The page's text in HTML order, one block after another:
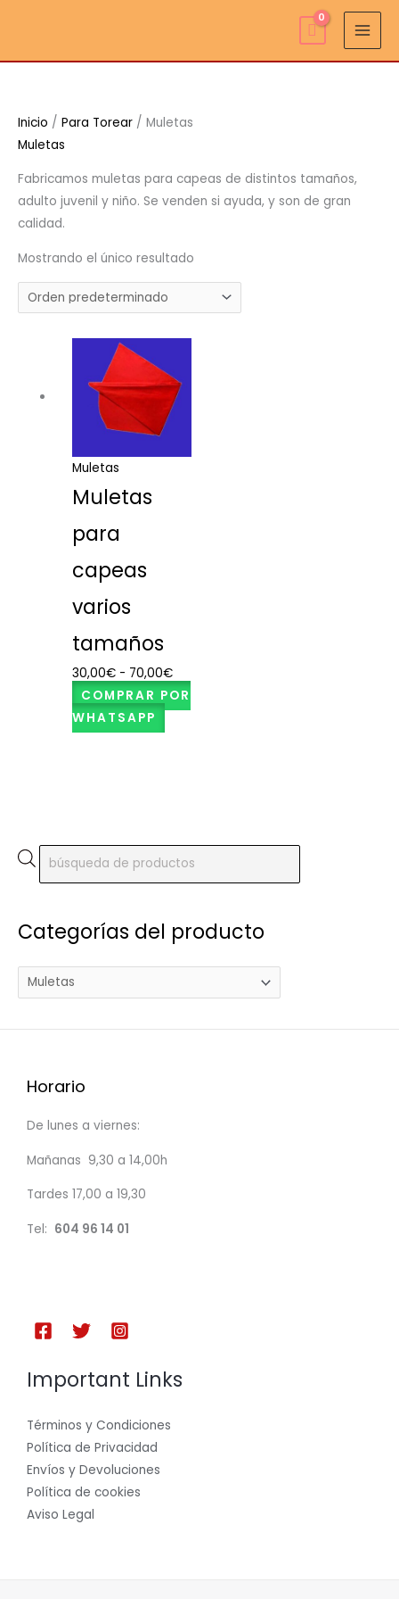
ú
q
e
d
a
p
r
d
u
Categorías del producto
Inicio / Para Torear / Muletas
Muletas
Fabricamos muletas para capeas de distintos tamaños,
adulto juvenil y niño. Se venden si ayuda, y son de gran
calidad.
Mostrando el único resultado
Muletas
Muletas
para
capeas
varios
tamaños
30,00€ - 70,00€
precios:
hasta
COMPRAR POR
WHATSAPP
Horario
De lunes a viernes:
Mañanas 9,30 a 14,00h
Tardes 17,00 a 19,30
Tel: 604 96 14 01
Important Links
Términos y Condiciones
Política de Privacidad
Envíos y Devoluciones
Política de cookies
Aviso Legal